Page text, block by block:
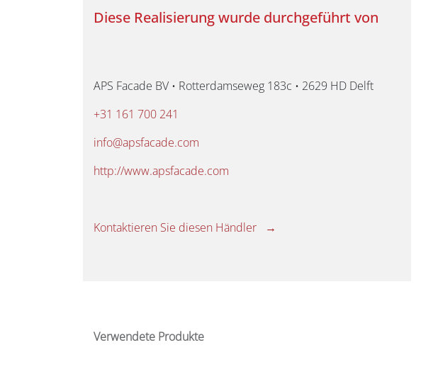
Diese Realisierung wurde durchgeführt von
APS Facade BV • Rotterdamseweg 183c • 2629 HD Delft
+31 161 700 241
info@apsfacade.com
http://www.apsfacade.com
Kontaktieren Sie diesen Händler →
Verwendete Produkte